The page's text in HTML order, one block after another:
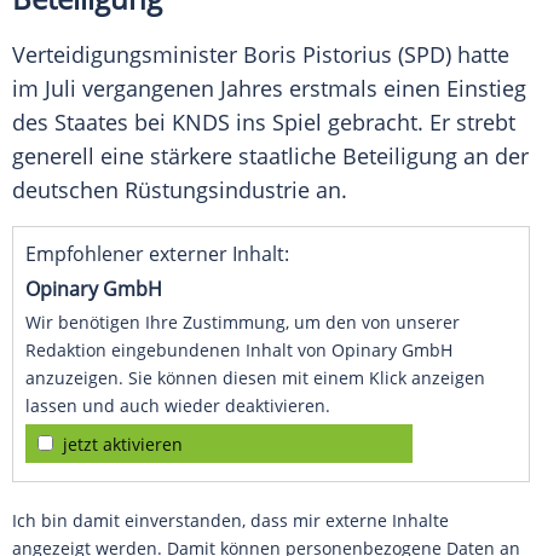
Verteidigungsminister Boris Pistorius (SPD) hatte
im Juli vergangenen Jahres erstmals einen Einstieg
des Staates bei KNDS ins Spiel gebracht. Er strebt
generell eine stärkere staatliche Beteiligung an der
deutschen Rüstungsindustrie an.
Empfohlener externer Inhalt:
Opinary GmbH
Wir benötigen Ihre Zustimmung, um den von unserer
Redaktion eingebundenen Inhalt von Opinary GmbH
anzuzeigen. Sie können diesen mit einem Klick anzeigen
lassen und auch wieder deaktivieren.
jetzt aktivieren
Ich bin damit einverstanden, dass mir externe Inhalte
angezeigt werden. Damit können personenbezogene Daten an